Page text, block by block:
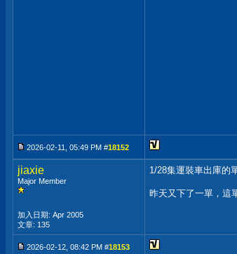
2026-02-11, 05:49 PM #18152
jiaxie
Major Member
加入日期: Apr 2005
文章: 135
1/28集運裝車出庫的
昨天又下了一單，這
2026-02-12, 08:42 PM #18153